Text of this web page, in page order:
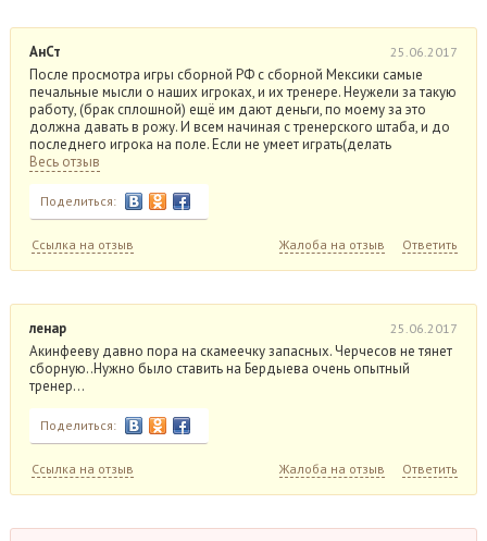
АнСт 25.06.2017
После просмотра игры сборной РФ с сборной Мексики самые
печальные мысли о наших игроках, и их тренере. Неужели за такую
работу, (брак сплошной) ещё им дают деньги, по моему за это
должна давать в рожу. И всем начиная с тренерского штаба, и до
последнего игрока на поле. Если не умеет играть(делать
Весь отзыв
Поделиться:
Ссылка на отзыв Жалоба на отзыв Ответить
ленар 25.06.2017
Акинфееву давно пора на скамеечку запасных. Черчесов не тянет
сборную..Нужно было ставить на Бердыева очень опытный
тренер…
Поделиться:
Ссылка на отзыв Жалоба на отзыв Ответить